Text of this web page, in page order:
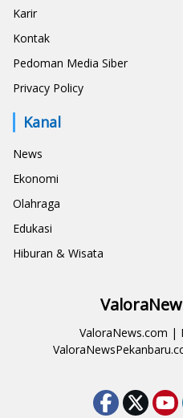
Karir
Kontak
Pedoman Media Siber
Privacy Policy
Kanal
News
Ekonomi
Olahraga
Edukasi
Hiburan & Wisata
ValoraNews.com |